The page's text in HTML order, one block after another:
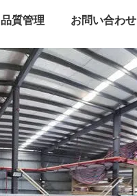
品質管理 お問い合わせ